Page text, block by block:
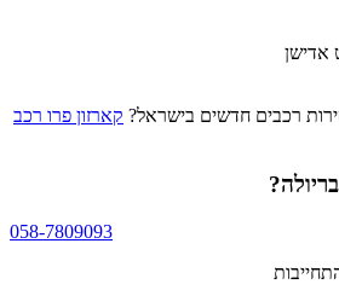
רכבים חדשים בישראל? קארזון פרו רכב
?
058-7809093